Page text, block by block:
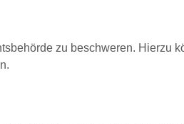
zu beschweren. Hierzu